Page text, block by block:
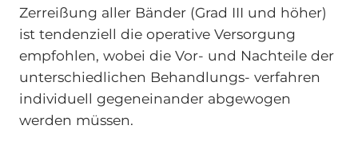
Zerreißung aller Bänder (Grad III und höher)
ist tendenziell die operative Versorgung
empfohlen, wobei die Vor- und Nachteile der
unterschiedlichen Behandlungs- verfahren
individuell gegeneinander abgewogen
werden müssen.